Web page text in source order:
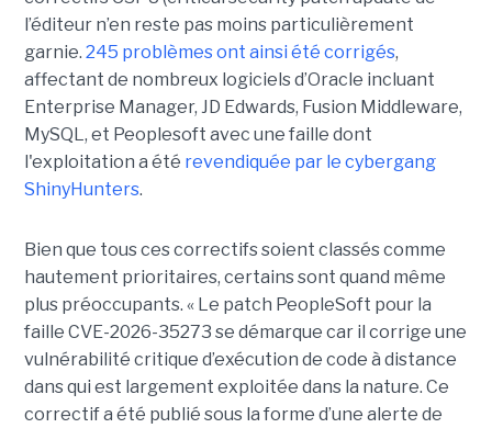
l’éditeur n’en reste pas moins particulièrement
garnie. 245 problèmes ont ainsi été corrigés,
affectant de nombreux logiciels d’Oracle incluant
Enterprise Manager, JD Edwards, Fusion Middleware,
MySQL, et Peoplesoft avec une faille dont
l'exploitation a été revendiquée par le cybergang
ShinyHunters.
Bien que tous ces correctifs soient classés comme
hautement prioritaires, certains sont quand même
plus préoccupants. « Le patch PeopleSoft pour la
faille CVE-2026-35273 se démarque car il corrige une
vulnérabilité critique d’exécution de code à distance
dans qui est largement exploitée dans la nature. Ce
correctif a été publié sous la forme d’une alerte de